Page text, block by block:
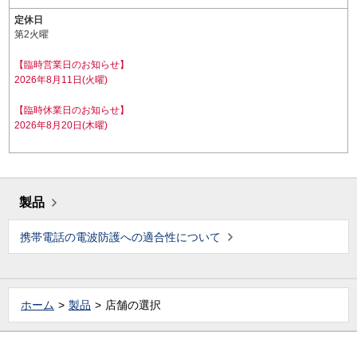
定休日
第2火曜
【臨時営業日のお知らせ】
2026年8月11日(火曜)
【臨時休業日のお知らせ】
2026年8月20日(木曜)
製品
携帯電話の電波防護への適合性について
ホーム 製品 店舗の選択